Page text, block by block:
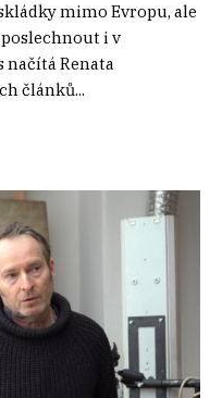
mimo Evropu, ale
poslechnout i v
načítá Renata
článků...